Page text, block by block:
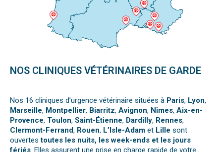
NOS CLINIQUES VÉTÉRINAIRES DE GARDE
Nos 16 cliniques d’urgence vétérinaire situées à Paris, Lyon,
Marseille, Montpellier, Biarritz, Avignon, Nîmes, Aix-en-
Provence, Toulon, Saint-Étienne, Dardilly, Rennes,
Clermont-Ferrand, Rouen, L’Isle-Adam et Lille sont
ouvertestoutes les nuits, les week-ends et les jours
fériés. Elles assurent une prise en charge rapide de votre